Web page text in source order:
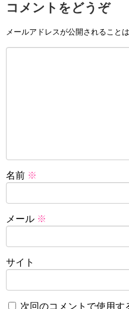
コメントをどうぞ
メールアドレスが公開されること
名前 ※
メール ※
サイト
次回のコメントで使用